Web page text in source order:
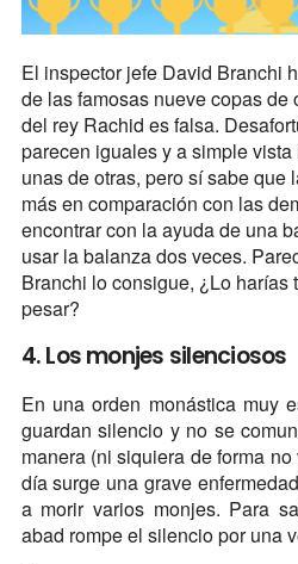
El inspector jefe David Branchi
de las famosas nueve copas
del rey Rachid es falsa.
parecen iguales y a simple
unas de otras, pero sí sabe que
más en comparación con las
encontrar con la ayuda de una
usar la balanza dos veces.
Branchi lo consigue, ¿Lo harías
pesar?
4. Los monjes silenciosos
En una orden monástica muy
guardan silencio y no se
manera (ni siquiera de forma
día surge una grave
a morir varios monjes. Para
abad rompe el silencio por una